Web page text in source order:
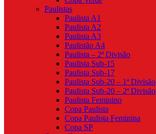
Paulistas
Paulista A1
Paulista A2
Paulista A3
Paulistão A4
Paulista – 2ª Divisão
Paulista Sub-15
Paulista Sub-17
Paulista Sub-20 – 1ª Divisão
Paulista Sub-20 – 2ª Divisão
Paulista Feminino
Copa Paulista
Copa Paulista Feminina
Copa SP